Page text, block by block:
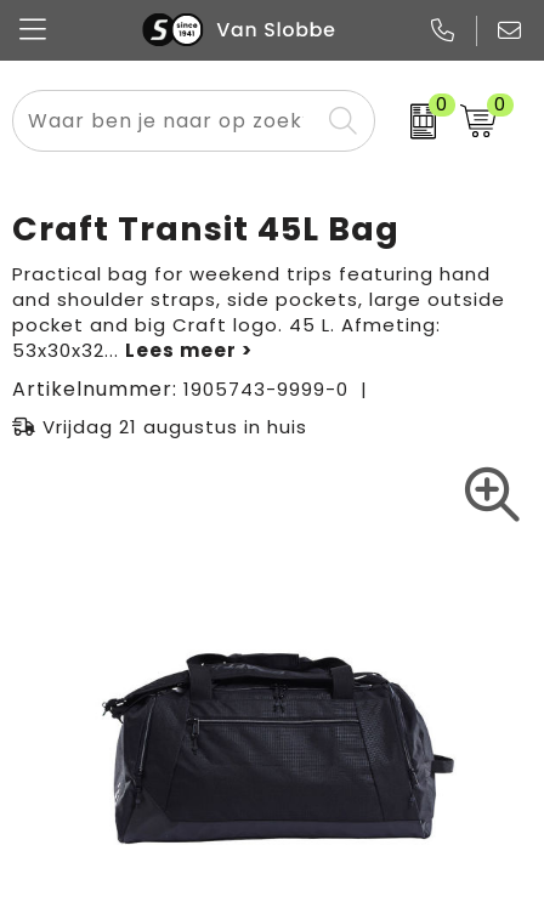
0 0
Alle categorieën
Promo
Pennen
Papier
Flessen
Merken
Meest gekozen
Overig textiel
Boodschappen- en draagtassen
Rugzakken
Craft Transit 45L Bag
Practical bag for weekend trips featuring hand
and shoulder straps, side pockets, large outside
pocket and big Craft logo. 45 L. Afmeting:
53x30x32...
Artikelnummer: 1905743-9999-0
Vrijdag 21 augustus in huis